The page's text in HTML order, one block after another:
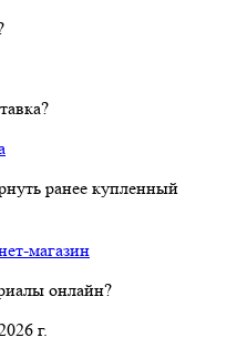
ранее купленный
магазин
онлайн?
г.